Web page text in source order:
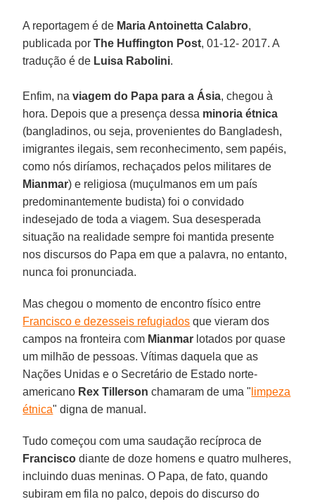
A reportagem é de Maria Antoinetta Calabro,
publicada por The Huffington Post, 01-12- 2017. A
tradução é de Luisa Rabolini.
Enfim, naviagem do Papa para a Ásia, chegou à
hora. Depois que a presença dessa minoria étnica
(bangladinos, ou seja, provenientes do Bangladesh,
imigrantes ilegais, sem reconhecimento, sem papéis,
como nós diríamos, rechaçados pelos militares de
Mianmar) e religiosa (muçulmanos em um país
predominantemente budista) foi o convidado
indesejado de toda a viagem. Sua desesperada
situação na realidade sempre foi mantida presente
nos discursos do Papa em que a palavra, no entanto,
nunca foi pronunciada.
Mas chegou o momento de encontro físico entre
Francisco e dezesseis refugiados que vieram dos
campos na fronteira com Mianmar lotados por quase
um milhão de pessoas. Vítimas daquela que as
Nações Unidas e o Secretário de Estado norte-
americano Rex Tillerson chamaram de uma " limpeza
étnica" digna de manual.
Tudo começou com uma saudação recíproca de
Francisco diante de doze homens e quatro mulheres,
incluindo duas meninas. O Papa, de fato, quando
subiram em fila no palco, depois do discurso do